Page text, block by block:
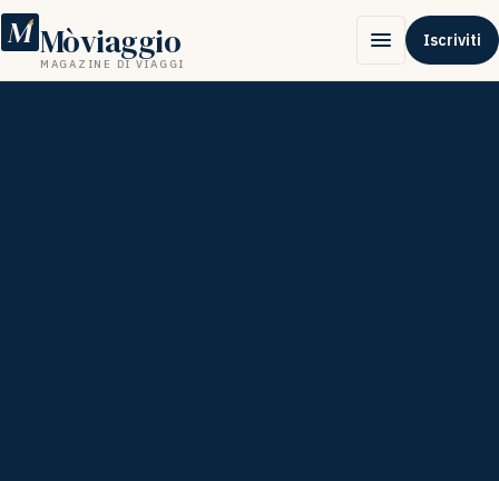
MMòviaggio
MAGAZINE DI VIAGGI
Iscriviti